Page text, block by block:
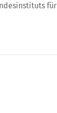
für